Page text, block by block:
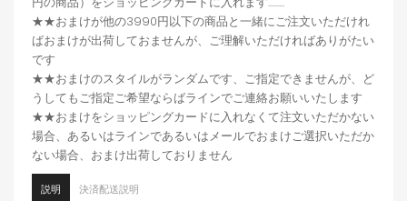
★★おまけが他の3990円以下の商品と一緒にご注文いただけれ
ばおまけが出荷しておませんが、ご理解いただければありがたい
です
★★おまけのスタイルがランダムです、ご指定できませんが、ど
うしてもご指定ご希望ならばラインでご連絡お願いいたします
★★おまけをショッピングカードに入れなくて注文いただかない
場合、あるいはラインであるいはメールでおまけご選択いただか
ない場合、おまけ出荷しておりません
説明 決済配送説明